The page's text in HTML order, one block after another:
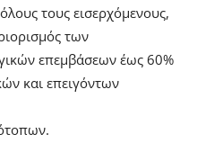
τους εισερχόμενους,
των
επεμβάσεων έως 60%
και επειγόντων